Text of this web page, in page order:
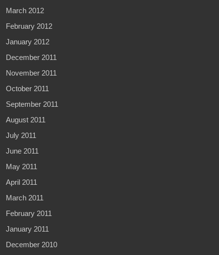
March 2012
February 2012
January 2012
December 2011
November 2011
October 2011
September 2011
August 2011
July 2011
June 2011
May 2011
April 2011
March 2011
February 2011
January 2011
December 2010